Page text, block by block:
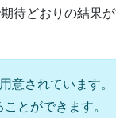
待どおりの結果
意されています。
とができます。